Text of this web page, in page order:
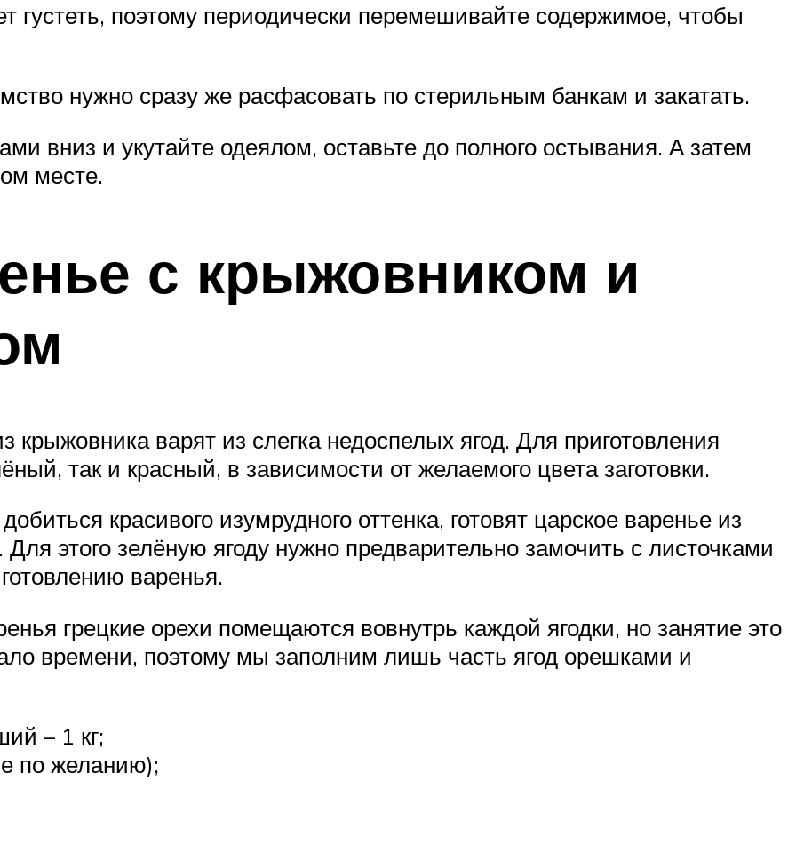
густеть, поэтому периодически перемешивайте содержимое, чтобы
нужно сразу же расфасовать по стерильным банкам и закатать.
вниз и укутайте одеялом, оставьте до полного остывания. А затем
месте.
с крыжовником и
крыжовника варят из слегка недоспелых ягод. Для приготовления
так и красный, в зависимости от желаемого цвета заготовки.
красивого изумрудного оттенка, готовят царское варенье из
этого зелёную ягоду нужно предварительно замочить с листочками
варенья.
грецкие орехи помещаются вовнутрь каждой ягодки, но занятие это
времени, поэтому мы заполним лишь часть ягод орешками и
– 1 кг;
по желанию);